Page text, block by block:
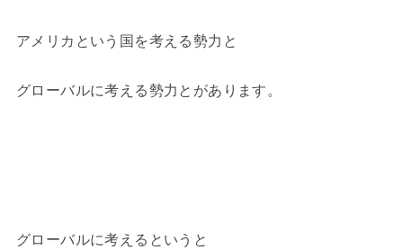
アメリカという国を考える勢力と
グローバルに考える勢力とがあります。
グローバルに考えるというと